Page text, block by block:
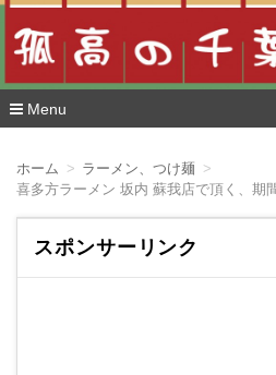
Menu
ホーム ラーメン、つけ麺
スポンサーリンク